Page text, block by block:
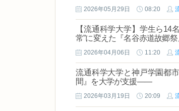
2026年05月29日 08:20
【流通科学大学】学生ら14
常”に変えた『名谷赤道故郷
2026年04月06日 11:20
流通科学大学と神戸学園都
間』を大学が支援――
2026年03月19日 20:09